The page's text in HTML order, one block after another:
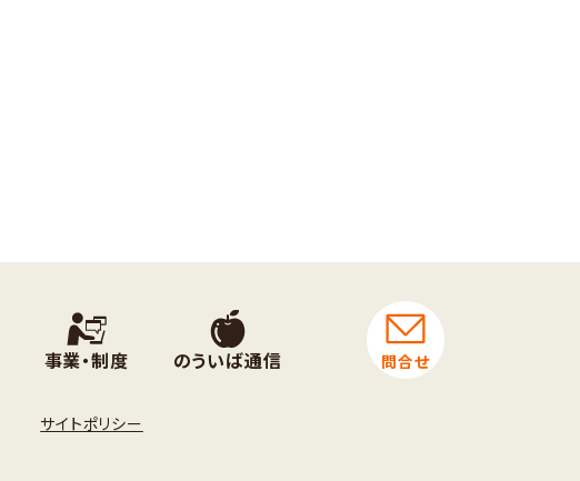
事業・制度 のういば通信 問合せ
サイトポリシー